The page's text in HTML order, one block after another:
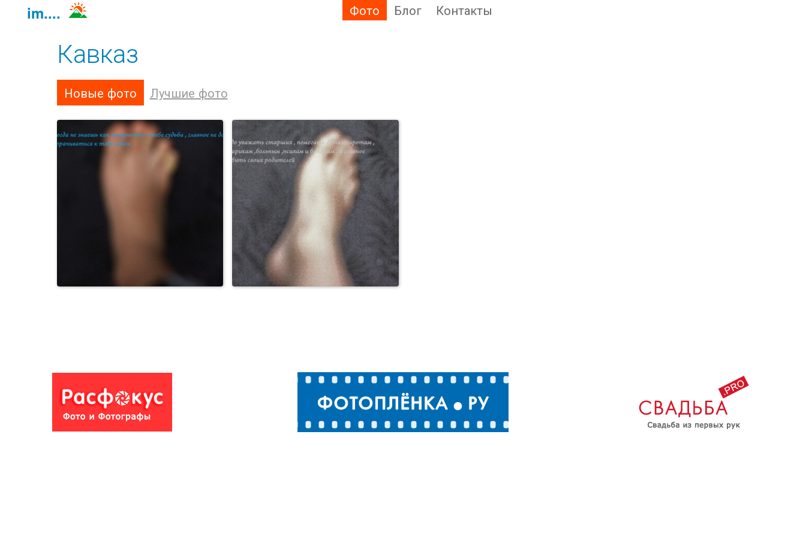
im.... Фото Блог Контакты
Кавказ
Новые фото Лучшие фото
Природа